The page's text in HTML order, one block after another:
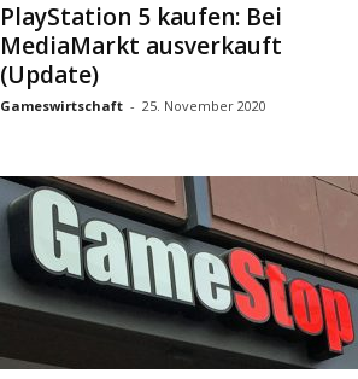
PlayStation 5 kaufen: Bei
MediaMarkt ausverkauft
(Update)
Gameswirtschaft - 25. November 2020